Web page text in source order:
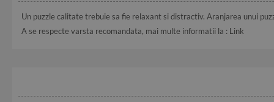
Un puzzle calitate trebuie sa fie relaxant si distractiv. Aranjarea unui
A se respecte varsta recomandata, mai multe informatii la : Link